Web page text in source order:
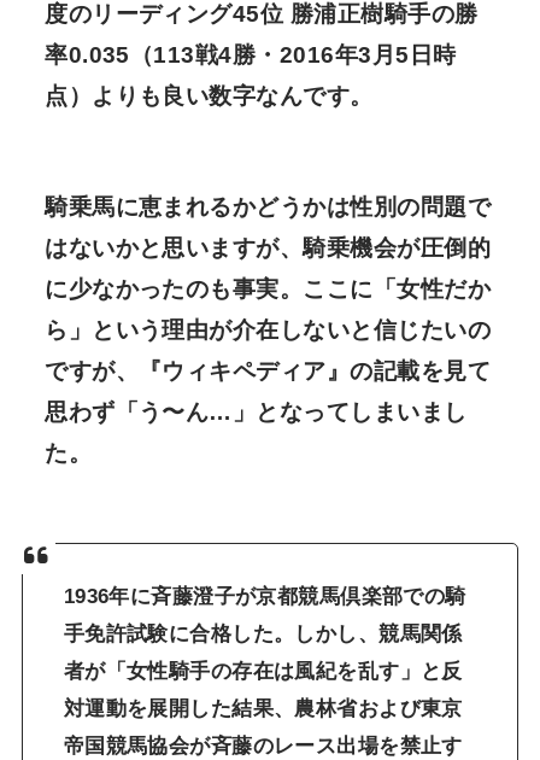
度のリーディング45位 勝浦正樹騎手の勝
率0.035（113戦4勝・2016年3月5日時
点）よりも良い数字なんです。
騎乗馬に恵まれるかどうかは性別の問題で
はないかと思いますが、騎乗機会が圧倒的
に少なかったのも事実。ここに「女性だか
ら」という理由が介在しないと信じたいの
ですが、『ウィキペディア』の記載を見て
思わず「う〜ん…」となってしまいまし
た。
1936年に斉藤澄子が京都競馬倶楽部での騎
手免許試験に合格した。しかし、競馬関係
者が「 女性騎手の存在は風紀を乱す 」と反
対運動を展開した結果、農林省および東京
帝国競馬協会が斉藤のレース出場を禁止す